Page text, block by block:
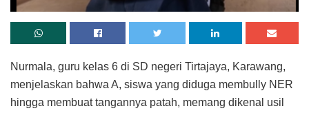
Nurmala, guru kelas 6 di SD negeri Tirtajaya, Karawang,
menjelaskan bahwa A, siswa yang diduga membully NER
hingga membuat tangannya patah, memang dikenal usil